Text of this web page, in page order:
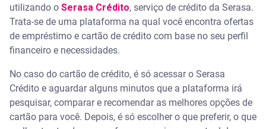
utilizando o Serasa Crédito, serviço de crédito da Serasa.
Trata-se de uma plataforma na qual você encontra ofertas
de empréstimo e cartão de crédito com base no seu perfil
financeiro e necessidades.
No caso do cartão de crédito, é só acessar o Serasa
Crédito e aguardar alguns minutos que a plataforma irá
pesquisar, comparar e recomendar as melhores opções de
cartão para você. Depois, é só escolher o que preferir, o que